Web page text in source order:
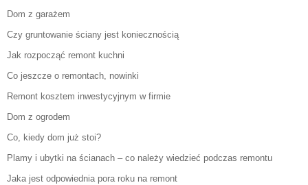
Dom z garażem
Czy gruntowanie ściany jest koniecznością
Jak rozpocząć remont kuchni
Co jeszcze o remontach, nowinki
Remont kosztem inwestycyjnym w firmie
Dom z ogrodem
Co, kiedy dom już stoi?
Plamy i ubytki na ścianach – co należy wiedzieć podczas remontu
Jaka jest odpowiednia pora roku na remont